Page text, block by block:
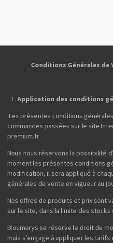
Conditions Générales
Application des conditions
Les présentes conditions
commandes passées sur le site
premium.fr
Nous nous réservons la possibilité
moment les présentes conditions
modification, il sera appliqué à
générales de vente en vigueur au
Nos offres de produits et prix sont
sur le site, dans la limite des stocks
Bloumerys se réserve le droit de
mais s'engage à appliquer les